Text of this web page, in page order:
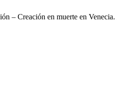
– Creación en muerte en Venecia.